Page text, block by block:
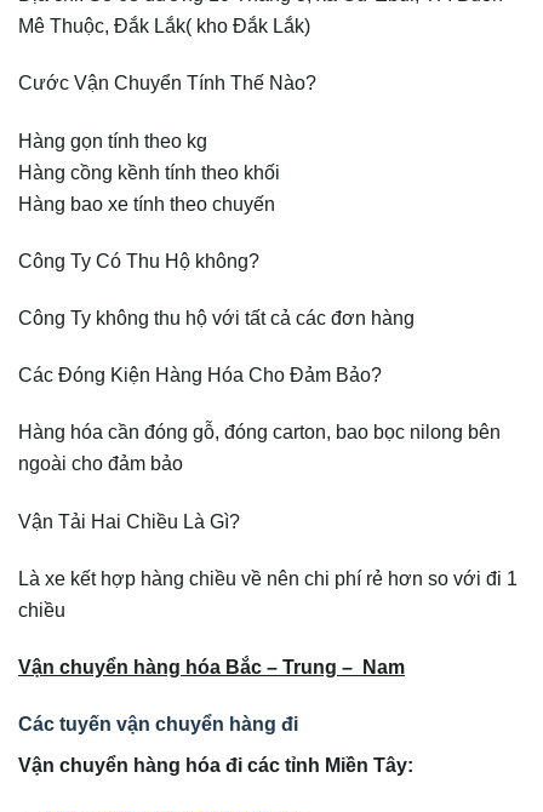
Mê Thuộc, Đắk Lắk( kho Đắk Lắk)
Cước Vận Chuyển Tính Thế Nào?
Hàng gọn tính theo kg
Hàng cồng kềnh tính theo khối
Hàng bao xe tính theo chuyến
Công Ty Có Thu Hộ không?
Công Ty không thu hộ với tất cả các đơn hàng
Các Đóng Kiện Hàng Hóa Cho Đảm Bảo?
Hàng hóa cần đóng gỗ, đóng carton, bao bọc nilong bên
ngoài cho đảm bảo
Vận Tải Hai Chiều Là Gì?
Là xe kết hợp hàng chiều về nên chi phí rẻ hơn so với đi 1
chiều
Vận chuyển hàng hóa Bắc – Trung – Nam
Các tuyến vận chuyển hàng đi
Vận chuyển hàng hóa đi các tỉnh Miền Tây: